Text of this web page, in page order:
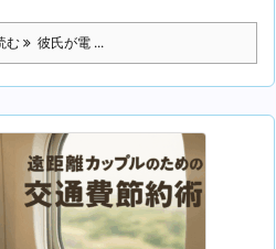
む 彼氏が電 ...